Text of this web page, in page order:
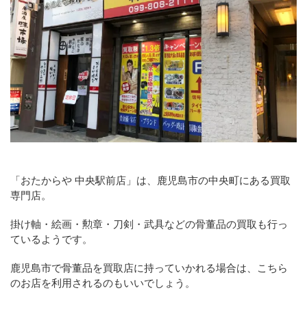
「おたからや 中央駅前店」は、鹿児島市の中央町にある買取
専門店。
掛け軸・絵画・勲章・刀剣・武具などの骨董品の買取も行っ
ているようです。
鹿児島市で骨董品を買取店に持っていかれる場合は、こちら
のお店を利用されるのもいいでしょう。